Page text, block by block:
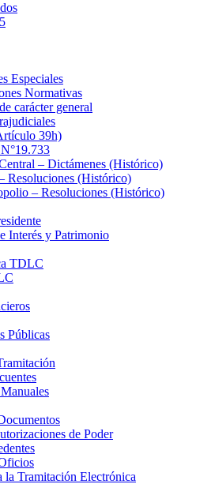
Especiales
Normativas
carácter general
39h)
– Dictámenes (Histórico)
Resoluciones (Histórico)
– Resoluciones (Histórico)
Interés y Patrimonio
TDLC
Públicas
de Poder
la Tramitación Electrónica